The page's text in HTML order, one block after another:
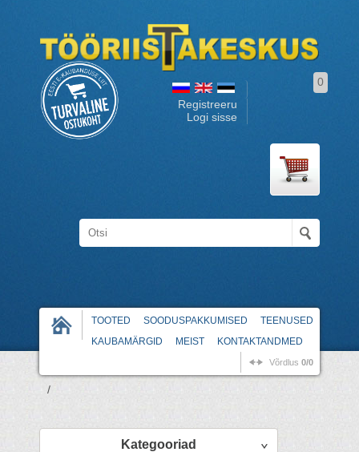
Registreeru
Logi sisse
0
TOOTED SOODUSPAKKUMISED
TEENUSED
KAUBAMÄRGID
MEIST KONTAKTANDMED
Võrdlus 0/0
/
Kategooriad